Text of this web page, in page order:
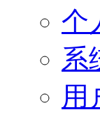
个
系
用